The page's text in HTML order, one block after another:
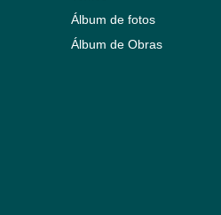
Álbum de fotos
Álbum de Obras